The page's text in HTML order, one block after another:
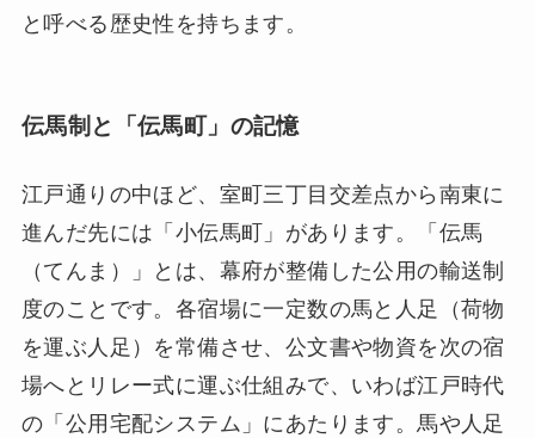
と呼べる歴史性を持ちます。
伝馬制と「伝馬町」の記憶
江戸通りの中ほど、室町三丁目交差点から南東に
進んだ先には「小伝馬町」があります。「伝馬
（てんま）」とは、幕府が整備した公用の輸送制
度のことです。各宿場に一定数の馬と人足（荷物
を運ぶ人足）を常備させ、公文書や物資を次の宿
場へとリレー式に運ぶ仕組みで、いわば江戸時代
の「公用宅配システム」にあたります。馬や人足